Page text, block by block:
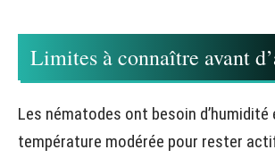
Limites à connaître avant
Les nématodes ont besoin d’humidité
température modérée pour rester